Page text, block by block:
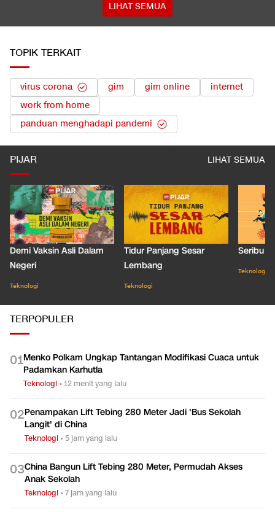
LIHAT SEMUA
TOPIK TERKAIT
virus corona gim gim online
internet
work from home
panduan menghadapi pandemi
PIJAR LIHAT SEMUA
Demi Vaksin Asli Dalam
Negeri
Teknologi
Tidur Panjang Sesar
Lembang
Teknologi
Seribu
Teknologi
TERPOPULER
01Menko Polkam Ungkap Tantangan Modifikasi Cuaca untuk
Padamkan Karhutla
Teknologi •12 menit yang lalu
02Penampakan Lift Tebing 280 Meter Jadi 'Bus Sekolah
Langit' di China
Teknologi • 5 jam yang lalu
03China Bangun Lift Tebing 280 Meter, Permudah Akses
Anak Sekolah
Teknologi •7 jam yang lalu